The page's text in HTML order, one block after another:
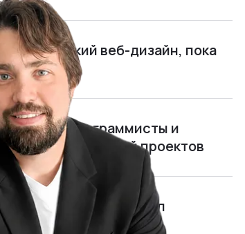
и китайский веб-дизайн, пока
живут программисты и
руководителей проектов
и едва не закрыл
$ в год